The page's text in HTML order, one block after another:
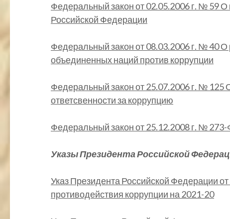
Федеральный закон от 02.05.2006 г. № 59
Российской Федерации
Федеральный закон от 08.03.2006 г. № 40
объединенных наций против коррупции
Федеральный закон от 25.07.2006 г. № 125
ответсвенности за коррупцию
Федеральный закон от 25.12.2008 г. №
Указы Президента Российской
Указ Президента Российской Федерации
противодействия коррупции на 2021-20